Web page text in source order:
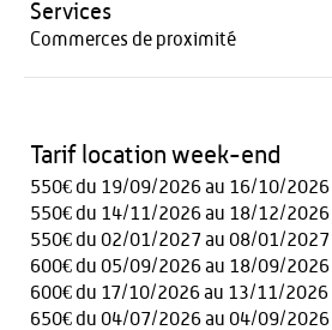
Services
Commerces de proximité
Tarif location week-end
550€ du 19/09/2026 au 16/10/2026
550€ du 14/11/2026 au 18/12/2026
550€ du 02/01/2027 au 08/01/2027
600€ du 05/09/2026 au 18/09/2026
600€ du 17/10/2026 au 13/11/2026
650€ du 04/07/2026 au 04/09/2026